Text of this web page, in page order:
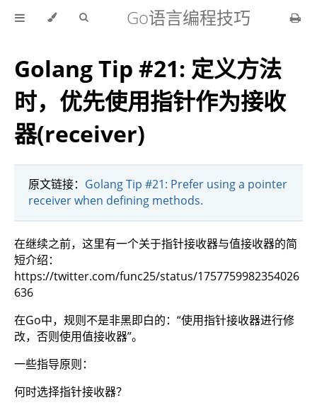
Go语言编程技巧
Golang Tip #21: 定义方法
时，优先使用指针作为接收
器(receiver)
原文链接： Golang Tip #21: Prefer using a pointer
receiver when defining methods.
在继续之前，这里有一个关于指针接收器与值接收器的简
短介绍：
https://twitter.com/func25/status/1757759982354026
636
在Go中，规则不是非黑即白的：“使用指针接收器进行修
改，否则使用值接收器”。
一些指导原则：
何时选择指针接收器？